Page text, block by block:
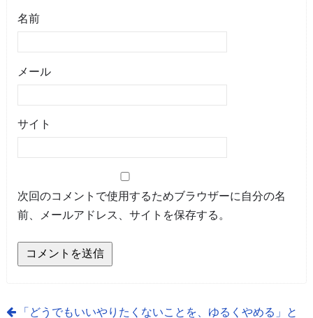
名前
メール
サイト
次回のコメントで使用するためブラウザーに自分の名
前、メールアドレス、サイトを保存する。
「どうでもいいやりたくないことを、ゆるくやめる」と